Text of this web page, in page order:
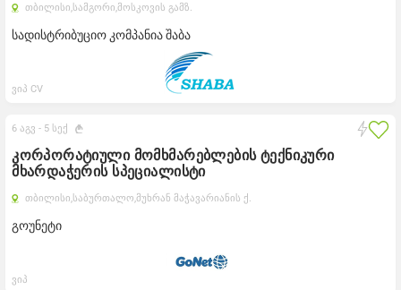
თბილისი,სამგორი,მოსკოვის გამზ.
სადისტრიბუციო კომპანია შაბა
ვიპ CV
კორპორატიული მომხმარებლების ტექნიკური
მხარდაჭერის სპეციალისტი
თბილისი,საბურთალო,მუხრან მაჭავარიანის ქ.
გოუნეტი
6 აგვ - 5 სექ
ვიპ